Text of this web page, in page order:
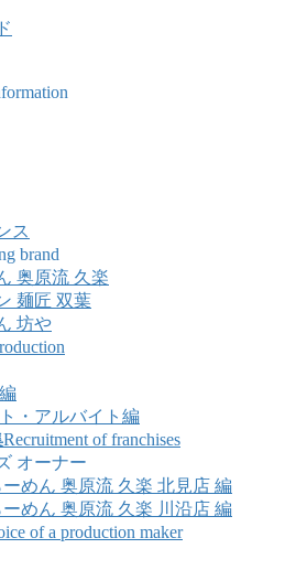
ス
brand
奥原流 久楽
麺匠 双葉
坊や
・アルバイト編
Recruitment of franchises
オーナー
めん 奥原流 久楽 北見店 編
めん 奥原流 久楽 川沿店 編
of a production maker